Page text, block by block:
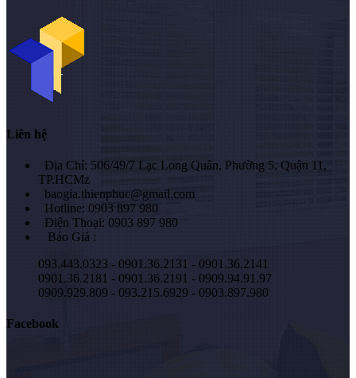
Liên hệ
Địa Chỉ: 506/49/7 Lạc Long Quân, Phường 5, Quận 11,
TP.HCMz
baogia.thienphuc@gmail.com
Hotline: 0903 897 980
Điện Thoại: 0903 897 980
Báo Giá :
093.443.0323 - 0901.36.2131 - 0901.36.2141
0901.36.2181 - 0901.36.2191 - 0909.94.91.97
0909.929.809 - 093.215.6929 - 0903.897.980
Facebook